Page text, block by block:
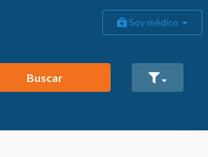
Soy médico
Buscar